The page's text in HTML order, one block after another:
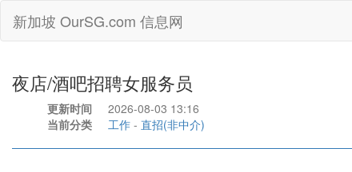
新加坡 OurSG.com 信息网
夜店/酒吧招聘女服务员
更新时间
2026-08-03 13:16
当前分类
工作 - 直招(非中介)